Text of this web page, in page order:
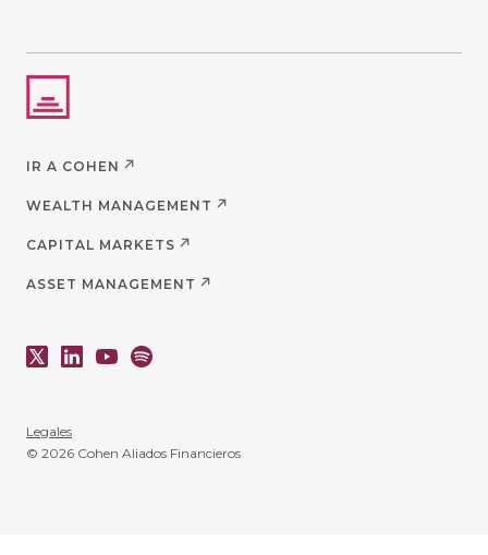
IR A COHEN
WEALTH MANAGEMENT
CAPITAL MARKETS
ASSET MANAGEMENT
Legales
© 2026 Cohen Aliados Financieros